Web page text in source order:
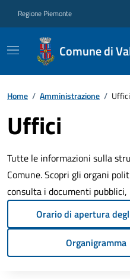
Regione Piemonte
Comune di
Home / Amministrazione / Uffici
Uffici
Tutte le informazioni sulla
Comune. Scopri gli organi
consulta i documenti
Orario di apertura
Organigramma